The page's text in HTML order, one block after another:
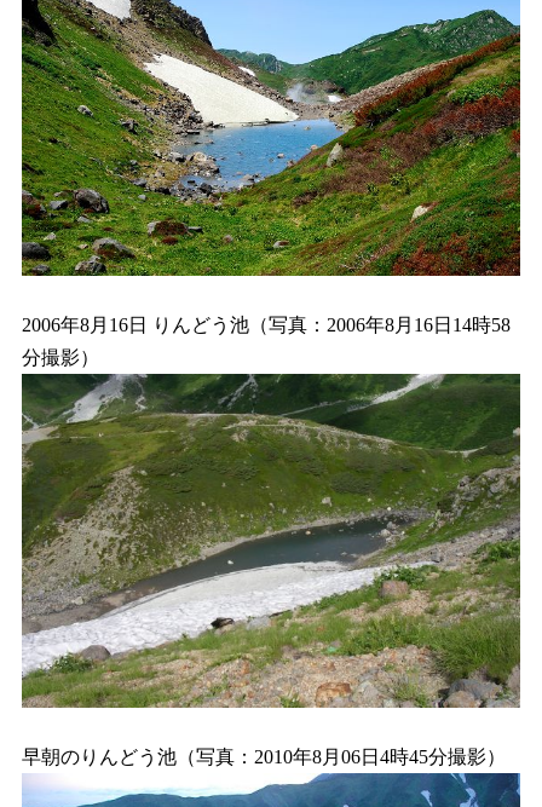
2006年8月16日 りんどう池（写真：2006年8月16日14時58
分撮影）
早朝のりんどう池（写真：2010年8月06日4時45分撮影）